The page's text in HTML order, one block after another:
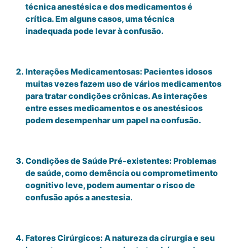
técnica anestésica e dos medicamentos é
crítica. Em alguns casos, uma técnica
inadequada pode levar à confusão.
Interações Medicamentosas: Pacientes idosos
muitas vezes fazem uso de vários medicamentos
para tratar condições crônicas. As interações
entre esses medicamentos e os anestésicos
podem desempenhar um papel na confusão.
Condições de Saúde Pré-existentes: Problemas
de saúde, como demência ou comprometimento
cognitivo leve, podem aumentar o risco de
confusão após a anestesia.
Fatores Cirúrgicos: A natureza da cirurgia e seu